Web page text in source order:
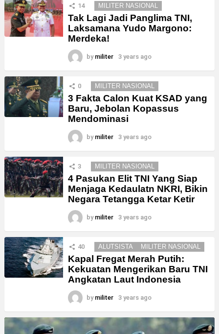
14 MILITER NASIONAL
Tak Lagi Jadi Panglima TNI,
Laksamana Yudo Margono:
Merdeka!
by militer 3 years ago
0 MILITER NASIONAL
3 Fakta Calon Kuat KSAD yang
Baru, Jebolan Kopassus
Mendominasi
by militer 3 years ago
3 MILITER NASIONAL
4 Pasukan Elit TNI Yang Siap
Menjaga Kedaulatn NKRI, Bikin
Negara Tetangga Ketar Ketir
by militer 3 years ago
40 ALUTSISTA MILITER NASIONAL
Kapal Fregat Merah Putih:
Kekuatan Mengerikan Baru TNI
Angkatan Laut Indonesia
by militer 3 years ago